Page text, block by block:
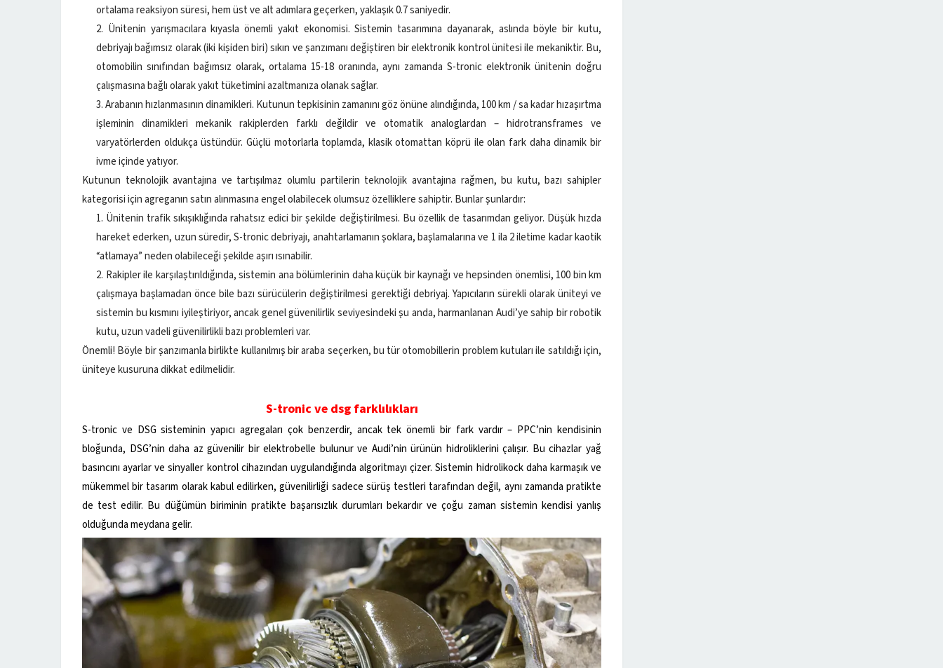
ortalama reaksiyon süresi, hem üst ve alt adımlara geçerken, yaklaşık 0.7 saniyedir.
Ünitenin yarışmacılara kıyasla önemli yakıt ekonomisi. Sistemin tasarımına dayanarak, aslında böyle bir kutu,
debriyajı bağımsız olarak (iki kişiden biri) sıkın ve şanzımanı değiştiren bir elektronik kontrol ünitesi ile mekaniktir. Bu,
otomobilin sınıfından bağımsız olarak, ortalama 15-18 oranında, aynı zamanda S-tronic elektronik ünitenin doğru
çalışmasına bağlı olarak yakıt tüketimini azaltmanıza olanak sağlar.
Arabanın hızlanmasının dinamikleri. Kutunun tepkisinin zamanını göz önüne alındığında, 100 km / sa kadar hızaşırtma
işleminin dinamikleri mekanik rakiplerden farklı değildir ve otomatik analoglardan – hidrotransframes ve
varyatörlerden oldukça üstündür. Güçlü motorlarla toplamda, klasik otomattan köprü ile olan fark daha dinamik bir
ivme içinde yatıyor.
Kutunun teknolojik avantajına ve tartışılmaz olumlu partilerin teknolojik avantajına rağmen, bu kutu, bazı sahipler
kategorisi için agreganın satın alınmasına engel olabilecek olumsuz özelliklere sahiptir. Bunlar şunlardır:
Ünitenin trafik sıkışıklığında rahatsız edici bir şekilde değiştirilmesi. Bu özellik de tasarımdan geliyor. Düşük hızda
hareket ederken, uzun süredir, S-tronic debriyajı, anahtarlamanın şoklara, başlamalarına ve 1 ila 2 iletime kadar kaotik
“atlamaya” neden olabileceği şekilde aşırı ısınabilir.
Rakipler ile karşılaştırıldığında, sistemin ana bölümlerinin daha küçük bir kaynağı ve hepsinden önemlisi, 100 bin km
çalışmaya başlamadan önce bile bazı sürücülerin değiştirilmesi gerektiği debriyaj. Yapıcıların sürekli olarak üniteyi ve
sistemin bu kısmını iyileştiriyor, ancak genel güvenilirlik seviyesindeki şu anda, harmanlanan Audi’ye sahip bir robotik
kutu, uzun vadeli güvenilirlikli bazı problemleri var.
Önemli! Böyle bir şanzımanla birlikte kullanılmış bir araba seçerken, bu tür otomobillerin problem kutuları ile satıldığı için,
üniteye kusuruna dikkat edilmelidir.
S-tronic ve dsg farklılıkları
S-tronic ve DSG sisteminin yapıcı agregaları çok benzerdir, ancak tek önemli bir fark vardır – PPC’nin kendisinin
bloğunda, DSG’nin daha az güvenilir bir elektrobelle bulunur ve Audi’nin ürünün hidroliklerini çalışır. Bu cihazlar yağ
basıncını ayarlar ve sinyaller kontrol cihazından uygulandığında algoritmayı çizer. Sistemin hidrolikock daha karmaşık ve
mükemmel bir tasarım olarak kabul edilirken, güvenilirliği sadece sürüş testleri tarafından değil, aynı zamanda pratikte
de test edilir. Bu düğümün biriminin pratikte başarısızlık durumları bekardır ve çoğu zaman sistemin kendisi yanlış
olduğunda meydana gelir.